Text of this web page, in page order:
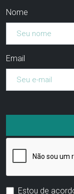
Nome
Email
Estou de